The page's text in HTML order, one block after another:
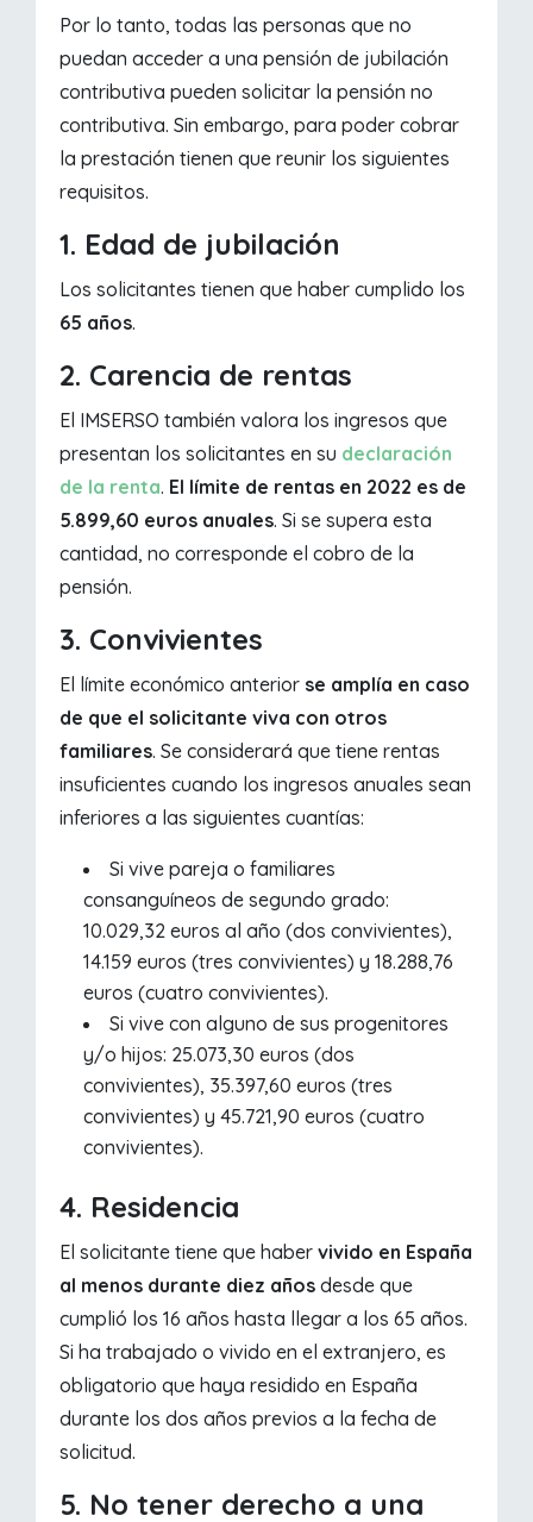
Por lo tanto, todas las personas que no
puedan acceder a una pensión de jubilación
contributiva pueden solicitar la pensión no
contributiva. Sin embargo, para poder cobrar
la prestación tienen que reunir los siguientes
requisitos.
1. Edad de jubilación
Los solicitantes tienen que haber cumplido los
65 años.
2. Carencia de rentas
El IMSERSO también valora los ingresos que
presentan los solicitantes en su declaración
de la renta. El límite de rentas en 2022 es de
5.899,60 euros anuales. Si se supera esta
cantidad, no corresponde el cobro de la
pensión.
3. Convivientes
El límite económico anterior se amplía en caso
de que el solicitante viva con otros
familiares. Se considerará que tiene rentas
insuficientes cuando los ingresos anuales sean
inferiores a las siguientes cuantías:
Si vive pareja o familiares
consanguíneos de segundo grado:
10.029,32 euros al año (dos convivientes),
14.159 euros (tres convivientes) y 18.288,76
euros (cuatro convivientes).
Si vive con alguno de sus progenitores
y/o hijos: 25.073,30 euros (dos
convivientes), 35.397,60 euros (tres
convivientes) y 45.721,90 euros (cuatro
convivientes).
4. Residencia
El solicitante tiene que habervivido en España
al menos durante diez añosdesde que
cumplió los 16 años hasta llegar a los 65 años.
Si ha trabajado o vivido en el extranjero, es
obligatorio que haya residido en España
durante los dos años previos a la fecha de
solicitud.
5. No tener derecho a una